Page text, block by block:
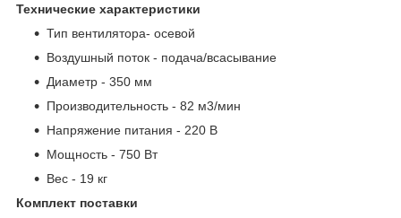
Технические характеристики
Тип вентилятора- осевой
Воздушный поток - подача/всасывание
Диаметр - 350 мм
Производительность - 82 м3/мин
Напряжение питания - 220 В
Мощность - 750 Вт
Вес - 19 кг
Комплект поставки